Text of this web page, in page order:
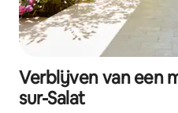
Verblijven van een
sur-Salat